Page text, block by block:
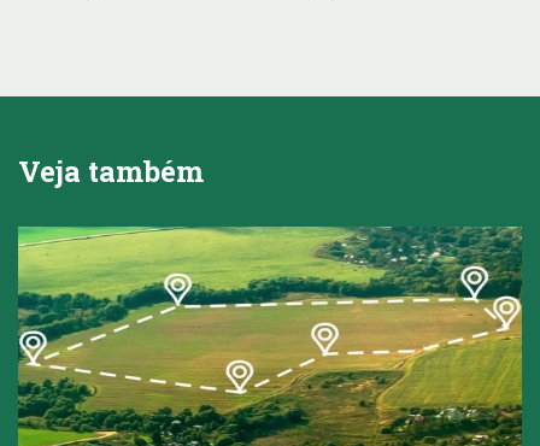
Veja também